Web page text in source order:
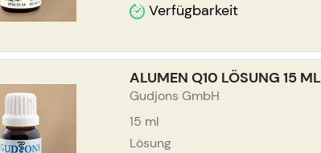
Verfügbarkeit
ALUMEN Q10 LÖSUNG 15 ML
Gudjons GmbH
15 ml
Lösung